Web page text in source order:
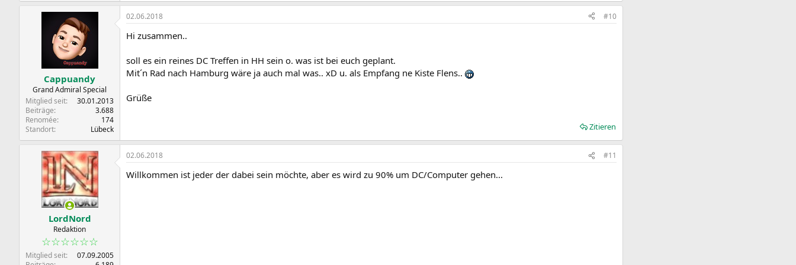
Cappuandy
Grand Admiral Special
Mitglied seit
30.01.2013
Beiträge
3.688
Renomée
174
Standort
Lübeck
02.06.2018 #10
Hi zusammen..
soll es ein reines DC Treffen in HH sein o. was ist bei euch geplant.
Mit´n Rad nach Hamburg wäre ja auch mal was.. xD u. als Empfang ne Kiste Flens..
Grüße
Zitieren
LordNord
Redaktion
☆☆☆☆☆☆
Mitglied seit
07.09.2005
02.06.2018 #11
Willkommen ist jeder der dabei sein möchte, aber es wird zu 90% um DC/Computer gehen...